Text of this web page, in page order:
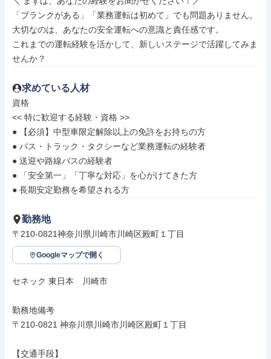
「ブランクがある」「業務運転は初めて」でも問題ありません。
大切なのは、あなたの安全運転への意識と責任感です。
これまでの運転経験を活かして、新しいステージで活躍してみま
せんか？
求めている人材
資格
<< 特に歓迎する経験・資格 >>
● 【必須】中型車限定解除以上の免許をお持ちの方
● バス・トラック・タクシーなど業務運転の経験者
● 送迎や路線バスの経験者
● 「安全第一」「丁寧な対応」を心がけてきた方
● 長期安定勤務を希望される方
勤務地
〒210-0821神奈川県川崎市川崎区殿町１丁目
Googleマップで開く
セネック 東日本　川崎市
勤務地備考
〒210-0821 神奈川県川崎市川崎区殿町１丁目
【交通手段】